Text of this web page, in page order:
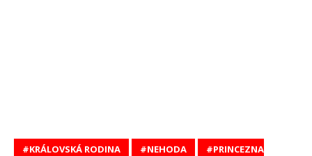
KRÁLOVSKÁ RODINA NEHODA
PRINCEZNA